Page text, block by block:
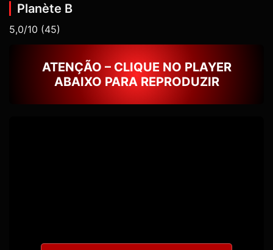
Planète B
5,0/10 (45)
ATENÇÃO – CLIQUE NO PLAYER
ABAIXO PARA REPRODUZIR